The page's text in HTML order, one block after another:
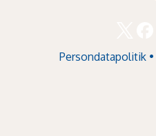
Persondatapolitik •